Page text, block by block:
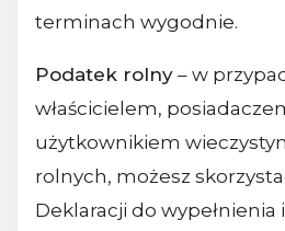
terminach wygodnie.
Podatek rolny – w
właścicielem,
użytkownikiem
rolnych, możesz
Deklaracji do wypełnienia i